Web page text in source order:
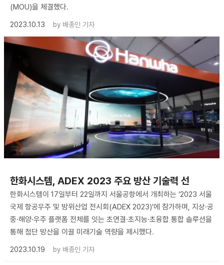
(MOU)을 체결했다.
2023.10.13
by 배종인 기자
한화시스템, ADEX 2023 주요 방산 기술력 선
한화시스템이 17일부터 22일까지 서울공항에서 개최하는 ‘2023 서울
국제 항공우주 및 방위산업 전시회(ADEX 2023)’에 참가하며, 지상·공
중·해양·우주 플랫폼 전체를 잇는 초연결·초지능·초융합 통합 솔루션을
통해 첨단 방산을 이끌 미래기술 역량을 제시했다.
2023.10.19
by 배종인 기자